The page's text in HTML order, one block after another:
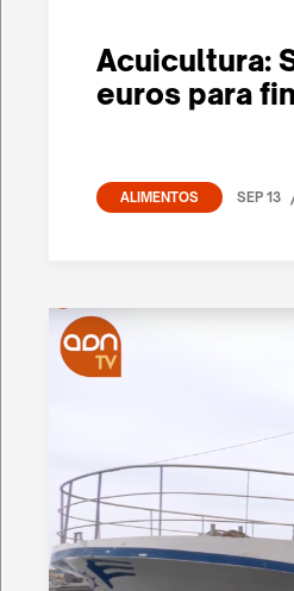
Acuicultura:
euros para
ALIMENTOS SEP 13